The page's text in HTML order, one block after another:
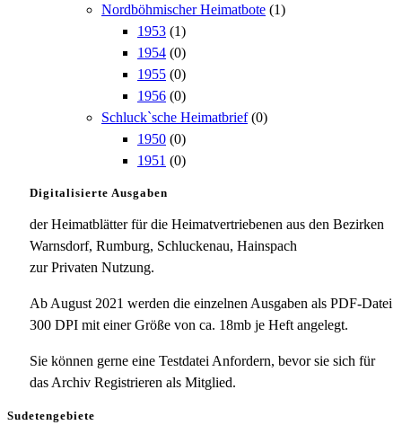
Nordböhmischer Heimatbote (1)
1953 (1)
1954 (0)
1955 (0)
1956 (0)
Schluck`sche Heimatbrief (0)
1950 (0)
1951 (0)
Digitalisierte Ausgaben
der Heimatblätter für die Heimatvertriebenen aus den Bezirken
Warnsdorf, Rumburg, Schluckenau, Hainspach
zur Privaten Nutzung.
Ab August 2021 werden die einzelnen Ausgaben als PDF-Datei
300 DPI mit einer Größe von ca. 18mb je Heft angelegt.
Sie können gerne eine Testdatei Anfordern, bevor sie sich für
das Archiv Registrieren als Mitglied.
Sudetengebiete